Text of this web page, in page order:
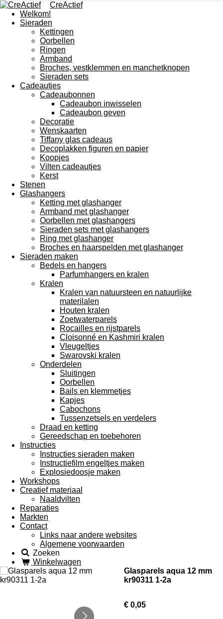
CreActief
Welkom!
Sieraden
Kettingen
Oorbellen
Ringen
Armband
Broches, vestklemmen en manchetknopen
Sieraden sets
Cadeautjes
Cadeaubonnen
Cadeaubon inwisselen
Cadeaubon geven
Decoratie
Wenskaarten
Tiffany glas cadeaus
Decoplakken figuren en papier
Koopjes
Vilten cadeautjes
Kerst
Stenen
Glashangers
Ketting met glashanger
Armband met glashanger
Oorbellen met glashangers
Sieraden sets met glashangers
Ring met glashanger
Broches en haarspelden met glashanger
Sieraden maken
Bedels en hangers
Parfumhangers en kralen
Kralen
Kralen van natuursteen en natuurlijke
materilalen
Houten kralen
Zoetwaterparels
Rocailles en rijstparels
Cloisonné en Kashmiri kralen
Vleugeltjes
Swarovski kralen
Onderdelen
Sluitingen
Oorbellen
Bails en klemmetjes
Kapjes
Cabochons
Tussenzetsels en verdelers
Draad en ketting
Gereedschap en toebehoren
Instructies
Instructies sieraden maken
Instructiefilm engeltjes maken
Explosiedoosje maken
Workshops
Creatief materiaal
Naaldvilten
Reparaties
Markten
Contact
Links naar andere websites
Algemene voorwaarden
Zoeken
Winkelwagen
Glasparels aqua 12 mm
kr90311 1-2a
€ 0,05